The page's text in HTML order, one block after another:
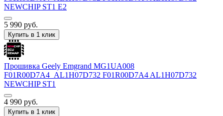
NEWCHIP ST1 E2
5 990 руб.
Купить в 1 клик
Прошивка Geely Emgrand MG1UA008
F01R00D7A4_AL1H07D732 F01R00D7A4 AL1H07D732
NEWCHIP ST1
4 990 руб.
Купить в 1 клик